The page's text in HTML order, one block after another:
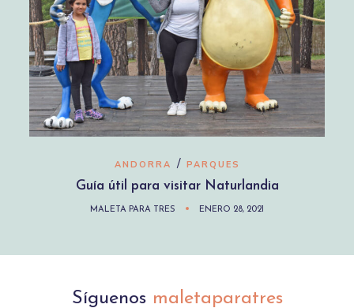
ANDORRA / PARQUES
Guía útil para visitar Naturlandia
MALETA PARA TRES ENERO 28, 2021
Síguenos maletaparatres